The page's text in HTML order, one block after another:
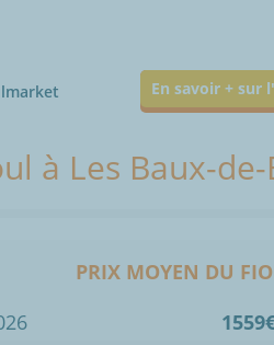
En savoir +
à Les Baux-
PRIX MOYEN DU